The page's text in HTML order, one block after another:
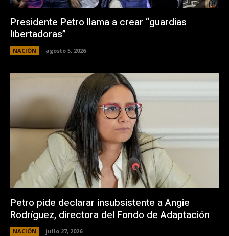
Presidente Petro llama a crear “guardias
libertadoras”
NACIÓN agosto 5, 2026
Petro pide declarar insubsistente a Angie
Rodríguez, directora del Fondo de Adaptación
NACIÓN julio 27, 2026